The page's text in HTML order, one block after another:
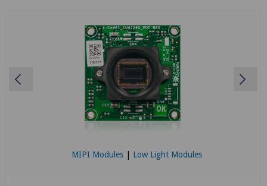
MIPI Modules| Low Light Modules